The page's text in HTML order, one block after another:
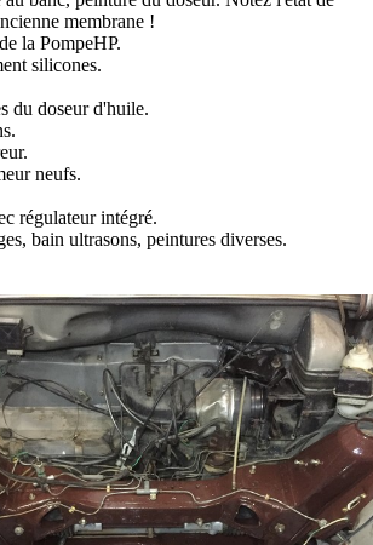
membrane !
la PompeHP.
silicones.
du doseur d'huile.
neufs.
régulateur intégré.
bain ultrasons, peintures diverses.